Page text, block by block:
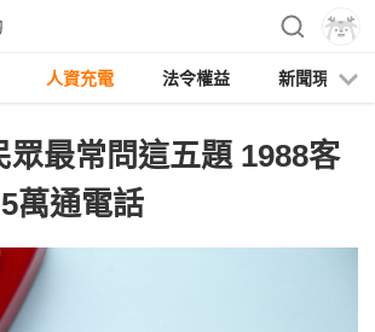
人資充電 法令權益 新聞現場
眾最常問這五題 1988客
萬通電話